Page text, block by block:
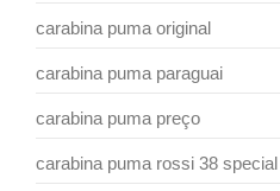
carabina puma original
carabina puma paraguai
carabina puma preço
carabina puma rossi 38 special